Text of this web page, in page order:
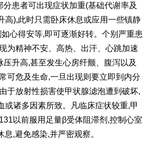
患者可出现症状加重(基础代谢率及
高),此时只需卧床休息或应用一些镇静
心得安等,即可逐渐好转。个别严重患
为精神不安、高热、出汗、心跳加速
压升高,甚至发生心房纤颤、腹泻以及
可危及生命,一旦出现则要立即到内分
于放射性损害使甲状腺滤泡遭到破坏,
或诸多因素所致。凡临床症状较重,甲
以前服用足量β受体阻滞剂,控制心室
,避免感染,并严密观察。